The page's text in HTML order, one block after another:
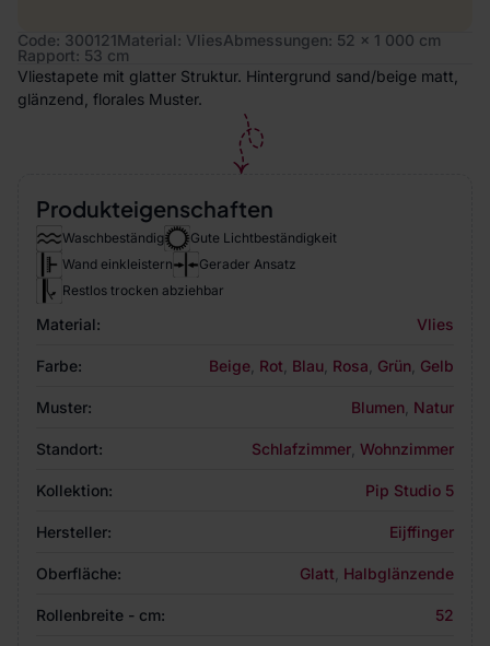
Code: 300121Material: VliesAbmessungen: 52 x 1 000 cm
Rapport: 53 cm
Vliestapete mit glatter Struktur. Hintergrund sand/beige matt,
glänzend, florales Muster.
Produkteigenschaften
Waschbeständig
Gute Lichtbeständigkeit
Wand einkleistern
Gerader Ansatz
Restlos trocken abziehbar
Material: Vlies
Farbe: Beige Rot Blau Rosa Grün Gelb
Muster: Blumen Natur
Standort: Schlafzimmer Wohnzimmer
Kollektion: Pip Studio 5
Hersteller: Eijffinger
Oberfläche: Glatt Halbglänzende
Rollenbreite - cm: 52